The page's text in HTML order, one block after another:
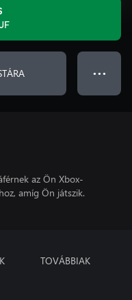
● ● ●
az Ön Xbox-
amíg Ön játszik.
TOVÁBBIAK